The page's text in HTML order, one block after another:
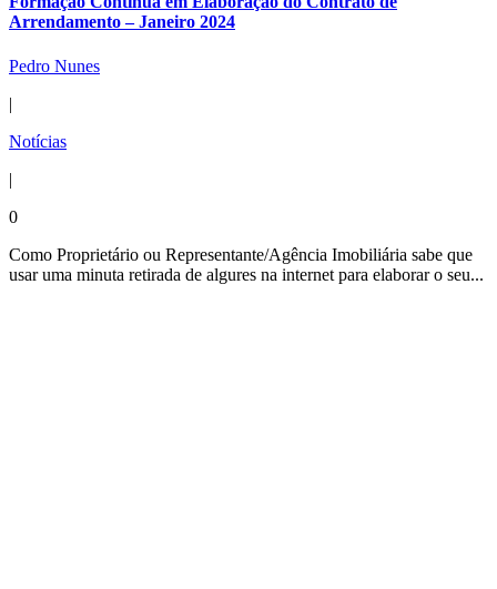
Arrendamento – Janeiro 2024
Pedro Nunes
|
Notícias
|
0
Como Proprietário ou Representante/Agência Imobiliária sabe que
usar uma minuta retirada de algures na internet para elaborar o seu...